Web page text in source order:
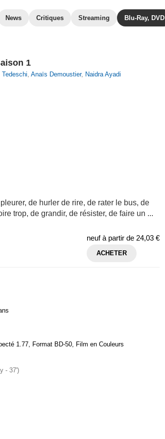
News Critiques Streaming Blu-Ray, DVD
1
Tedeschi, Anaïs Demoustier, Naidra Ayadi
de hurler de rire, de rater le bus, de
trop, de grandir, de résister, de faire un ...
neuf à partir de 24,03 €
ACHETER
1.77, Format BD-50, Film en Couleurs
- 37')